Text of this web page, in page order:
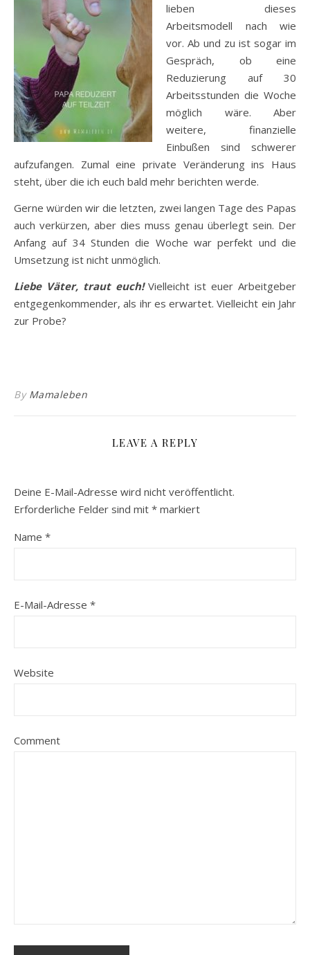
lieben dieses
Arbeitsmodell nach wie
vor. Ab und zu ist sogar im
Gespräch, ob eine
Reduzierung auf 30
Arbeitsstunden die Woche
möglich wäre. Aber
weitere, finanzielle
Einbußen sind schwerer
aufzufangen. Zumal eine private Veränderung ins Haus
steht, über die ich euch bald mehr berichten werde.
Gerne würden wir die letzten, zwei langen Tage des Papas
auch verkürzen, aber dies muss genau überlegt sein. Der
Anfang auf 34 Stunden die Woche war perfekt und die
Umsetzung ist nicht unmöglich.
Liebe Väter, traut euch! Vielleicht ist euer Arbeitgeber
entgegenkommender, als ihr es erwartet. Vielleicht ein Jahr
zur Probe?
By Mamaleben
LEAVE A REPLY
Deine E-Mail-Adresse wird nicht veröffentlicht.
Erforderliche Felder sind mit * markiert
Name *
E-Mail-Adresse *
Website
Comment